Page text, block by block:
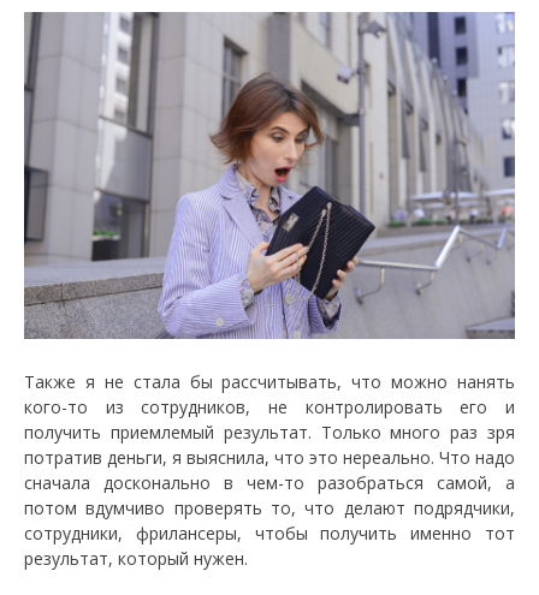
Также я не стала бы рассчитывать, что можно нанять
кого-то из сотрудников, не контролировать его и
получить приемлемый результат. Только много раз зря
потратив деньги, я выяснила, что это нереально. Что надо
сначала досконально в чем-то разобраться самой, а
потом вдумчиво проверять то, что делают подрядчики,
сотрудники, фрилансеры, чтобы получить именно тот
результат, который нужен.